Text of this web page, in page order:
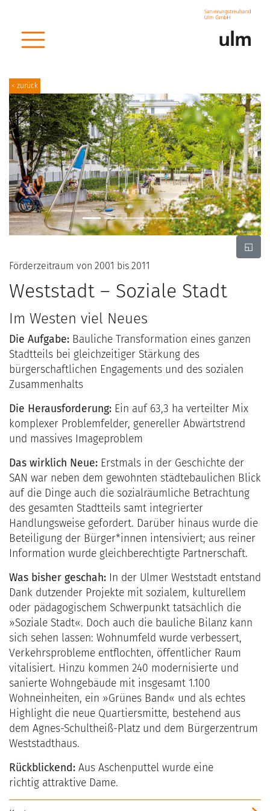
< zurück
Previous Next
◱
Förderzeitraum von 2001 bis 2011
Weststadt – Soziale Stadt
Im Westen viel Neues
Die Aufgabe: Bauliche Transformation eines ganzen
Stadtteils bei gleichzeitiger Stärkung des
bürgerschaftlichen Engagements und des sozialen
Zusammenhalts
Die Herausforderung: Ein auf 63,3 ha verteilter Mix
komplexer Problemfelder, genereller Abwärtstrend
und massives Imageproblem
Das wirklich Neue: Erstmals in der Geschichte der
SAN war neben dem gewohnten städtebaulichen Blick
auf die Dinge auch die sozialräumliche Betrachtung
des gesamten Stadtteils samt integrierter
Handlungsweise gefordert. Darüber hinaus wurde die
Beteiligung der Bürger*innen intensiviert; aus reiner
Information wurde gleichberechtigte Partnerschaft.
Was bisher geschah: In der Ulmer Weststadt entstand
Dank dutzender Projekte mit sozialem, kulturellem
oder pädagogischem Schwerpunkt tatsächlich die
»Soziale Stadt«. Doch auch die bauliche Bilanz kann
sich sehen lassen: Wohnumfeld wurde verbessert,
Verkehrsprobleme entflochten, öffentlicher Raum
vitalisiert. Hinzu kommen 240 modernisierte und
sanierte Wohngebäude mit insgesamt 1.100
Wohneinheiten, ein »Grünes Band« und als echtes
Highlight die neue Quartiersmitte, bestehend aus
dem Agnes-Schultheiß-Platz und dem Bürgerzentrum
Weststadthaus.
Rückblickend: Aus Aschenputtel wurde eine
richtig attraktive Dame.